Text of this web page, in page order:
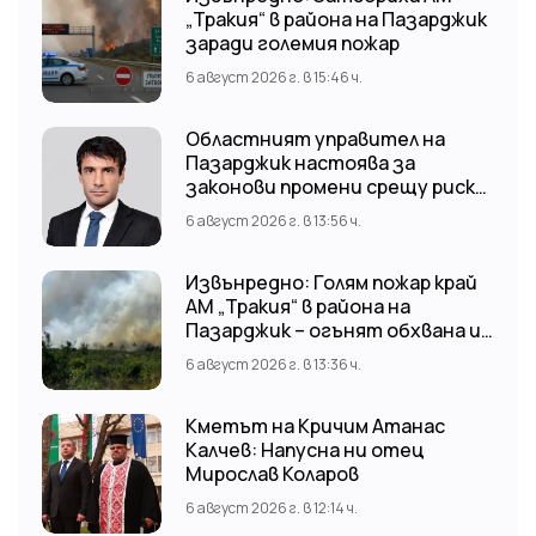
„Тракия“ в района на Пазарджик
заради големия пожар
6 август 2026 г. в 15:46 ч.
Областният управител на
Пазарджик настоява за
законови промени срещу риска
от наводнения
6 август 2026 г. в 13:56 ч.
Извънредно: Голям пожар край
АМ „Тракия“ в района на
Пазарджик – огънят обхвана и
лозови масиви
6 август 2026 г. в 13:36 ч.
Кметът на Кричим Атанас
Калчев: Напусна ни отец
Мирослав Коларов
6 август 2026 г. в 12:14 ч.